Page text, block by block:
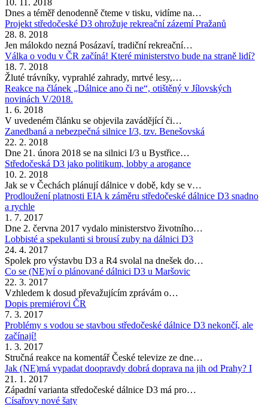
Dnes a téměř denodenně čteme v tisku, vidíme na…
Projekt středočeské D3 ohrožuje rekreační zázemí Pražanů
28. 8. 2018
Jen málokdo nezná Posázaví, tradiční rekreační…
Válka o vodu v ČR začíná! Které ministerstvo bude na straně lidí?
18. 7. 2018
Žluté trávníky, vyprahlé zahrady, mrtvé lesy,…
Reakce na článek „Dálnice ano či ne“, otištěný v Jílovských
novinách V/2018.
1. 6. 2018
V uvedeném článku se objevila zavádějící či…
Zanedbaná a nebezpečná silnice I/3, tzv. Benešovská
22. 2. 2018
Dne 21. února 2018 se na silnici I/3 u Bystřice…
Středočeská D3 jako politikum, lobby a arogance
10. 2. 2018
Jak se v Čechách plánují dálnice v době, kdy se v…
Prodloužení platnosti EIA k záměru středočeské dálnice D3 snadno
a rychle
1. 7. 2017
Dne 2. června 2017 vydalo ministerstvo životního…
Lobbisté a spekulanti si brousí zuby na dálnici D3
24. 4. 2017
Spolek pro výstavbu D3 a R4 svolal na dnešek do…
Co se (NE)ví o plánované dálnici D3 u Maršovic
22. 3. 2017
Vzhledem k dosud převažujícím zprávám o…
Dopis premiérovi ČR
7. 3. 2017
Problémy s vodou se stavbou středočeské dálnice D3 nekončí, ale
začínají!
1. 3. 2017
Stručná reakce na komentář České televize ze dne…
Jak (NE)má vypadat doopravdy dobrá doprava na jih od Prahy? I
21. 1. 2017
Západní varianta středočeské dálnice D3 má pro…
Císařovy nové šaty